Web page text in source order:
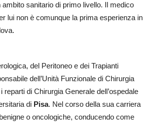
ambito sanitario di primo livello. Il medico
lui non è comunque la prima esperienza in
del Peritoneo e dei Trapianti
dell’Unità Funzionale di Chirurgia
di Chirurgia Generale dell’ospedale
di Pisa. Nel corso della sua carriera
o oncologiche, conducendo come